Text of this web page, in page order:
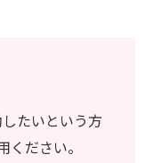
たいという方
ださい。